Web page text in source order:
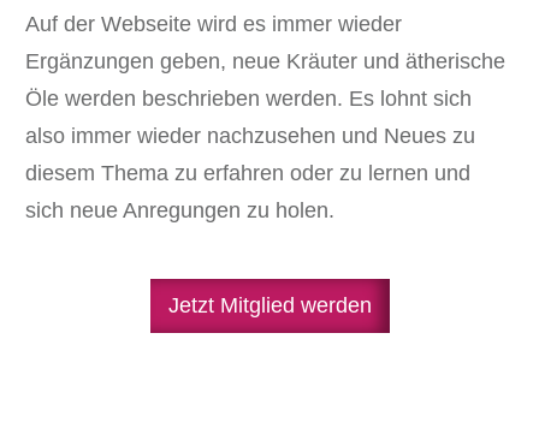
Auf der Webseite wird es immer wieder
Ergänzungen geben, neue Kräuter und ätherische
Öle werden beschrieben werden. Es lohnt sich
also immer wieder nachzusehen und Neues zu
diesem Thema zu erfahren oder zu lernen und
sich neue Anregungen zu holen.
Jetzt Mitglied werden